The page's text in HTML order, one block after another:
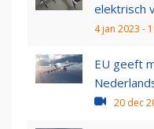
elektrisch
4 jan 2023 -
EU geeft
20 dec